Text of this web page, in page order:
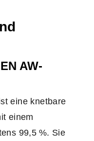
AW-
eine knetbare
einem
99,5 %. Sie